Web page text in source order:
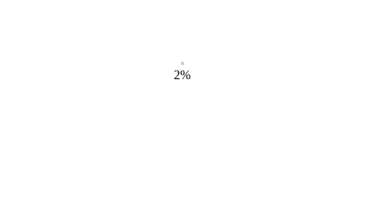
2%